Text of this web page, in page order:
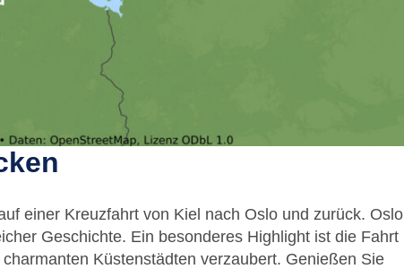
einer Kreuzfahrt von Kiel nach Oslo und zurück. Oslo
Geschichte. Ein besonderes Highlight ist die Fahrt
Küstenstädten verzaubert. Genießen Sie